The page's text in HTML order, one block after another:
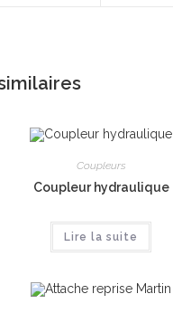
Coupleurs
Coupleur hydraulique
Lire la suite